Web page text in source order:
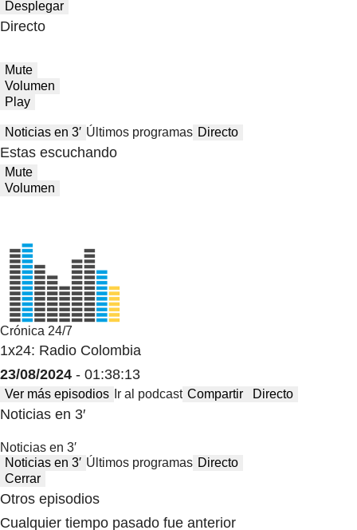
Desplegar
Directo
Mute
Volumen
Play
Noticias en 3′ Últimos programas Directo
Estas escuchando
Mute
Volumen
Crónica 24/7
1x24: Radio Colombia
23/08/2024 - 01:38:13
Ver más episodios Ir al podcast Compartir Directo
Noticias en 3′
Noticias en 3′
Noticias en 3′ Últimos programas Directo
Cerrar
Otros episodios
Cualquier tiempo pasado fue anterior